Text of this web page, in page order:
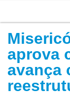
aprova
avança